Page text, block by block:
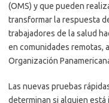
(OMS) y que pueden
transformar la respuesta
trabajadores de la salud
en comunidades remotas,
Organización
Las nuevas pruebas
determinan si alguien está